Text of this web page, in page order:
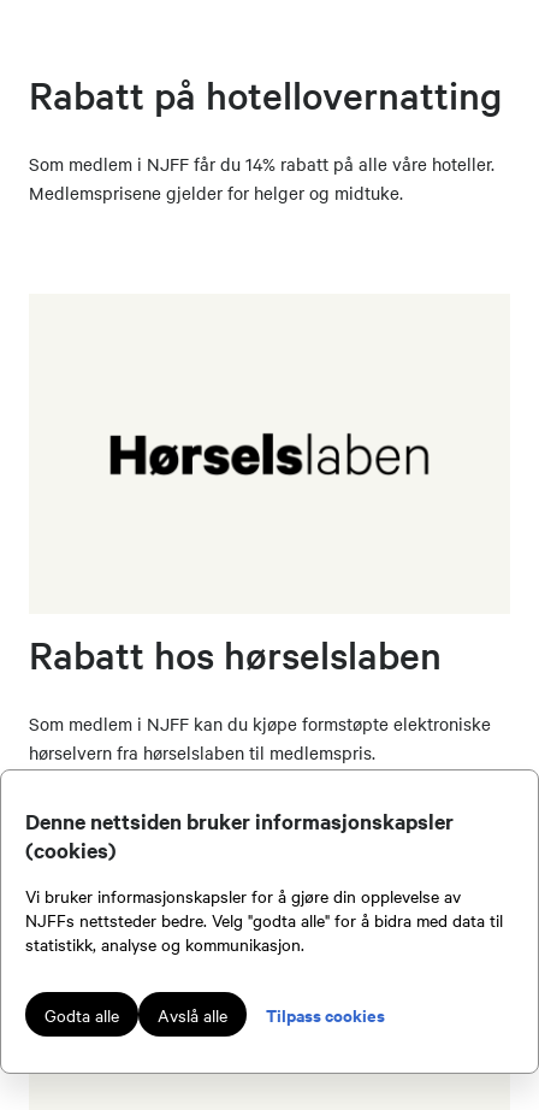
Denne nettsiden bruker informasjonskapsler
(cookies)
Vi bruker informasjonskapsler for å gjøre din opplevelse av
NJFFs nettsteder bedre. Velg "godta alle" for å bidra med data til
statistikk, analyse og kommunikasjon.
Godta alle Avslå alle Tilpass cookies
Rabatt på hotellovernatting
Som medlem i NJFF får du 14% rabatt på alle våre hoteller.
Medlemsprisene gjelder for helger og midtuke.
Rabatt hos hørselslaben
Som medlem i NJFF kan du kjøpe formstøpte elektroniske
hørselvern fra hørselslaben til medlemspris.